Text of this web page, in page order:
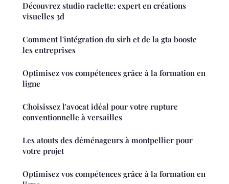
Découvrez studio raclette: expert en créations
visuelles 3d
Comment l'intégration du sirh et de la gta booste
les entreprises
Optimisez vos compétences grâce à la formation en
ligne
Choisissez l'avocat idéal pour votre rupture
conventionnelle à versailles
Les atouts des déménageurs à montpellier pour
votre projet
Optimisez vos compétences grâce à la formation en